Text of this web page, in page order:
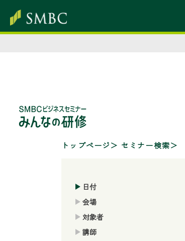
トップページ セミナー検索
日付
会場
対象者
講師